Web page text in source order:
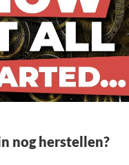
nog herstellen?